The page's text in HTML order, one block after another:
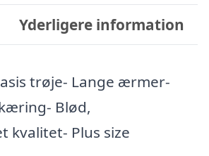
Yderligere information
trøje- Lange ærmer-
Blød,
kvalitet- Plus size